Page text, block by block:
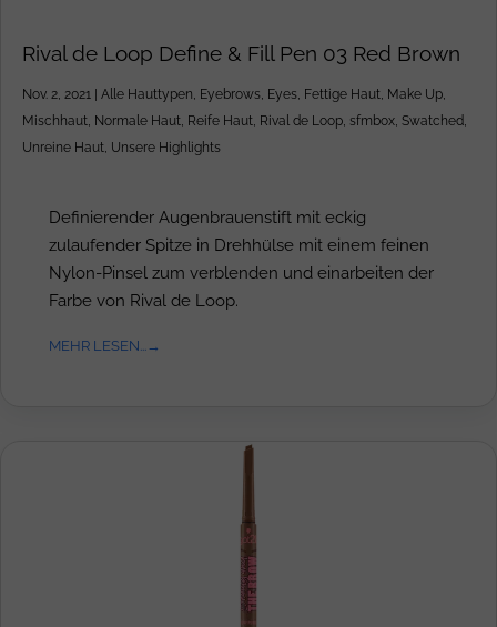
Rival de Loop Define & Fill Pen 03 Red Brown
Nov. 2, 2021 | Alle Hauttypen Eyebrows Eyes Fettige Haut Make Up
Mischhaut Normale Haut Reife Haut Rival de Loop sfmbox Swatched
Unreine Haut Unsere Highlights
Definierender Augenbrauenstift mit eckig
zulaufender Spitze in Drehhülse mit einem feinen
Nylon-Pinsel zum verblenden und einarbeiten der
Farbe von Rival de Loop.
MEHR LESEN...